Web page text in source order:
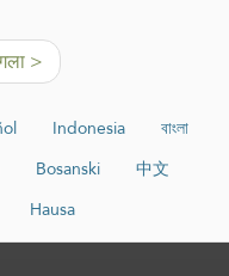
>
Indonesia
বাংলা
Bosanski
中文
Hausa